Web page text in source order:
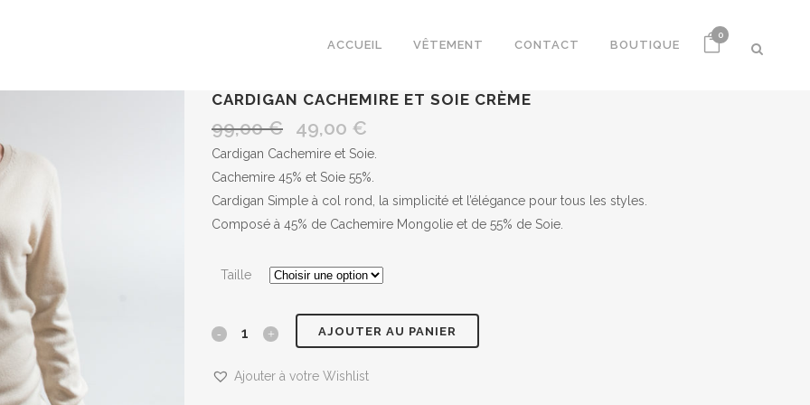
0
ACCUEIL VÊTEMENT CONTACT BOUTIQUE
CARDIGAN CACHEMIRE ET SOIE CRÈME
99,00€
Le
prix
initial
était :
99,00 €.
49,00 €
prix
actuel
est :
49,00 €.
Cardigan Cachemire et Soie.
Cachemire 45% et Soie 55%.
Cardigan Simple à col rond, la simplicité et l’élégance pour tous les styles.
Composé à 45% de Cachemire Mongolie et de 55% de Soie.
Taille
Cardigan AJOUTER AU PANIER
Ajouter à votre Wishlist